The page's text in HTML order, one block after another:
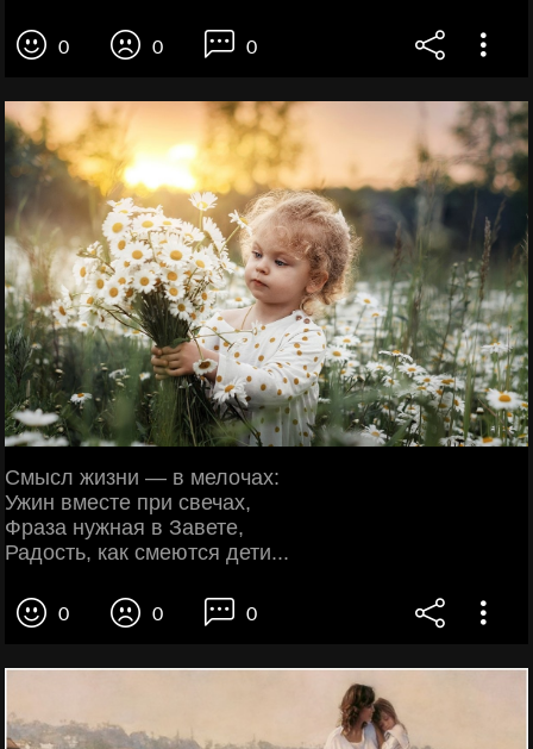
0 0 0
Смысл жизни — в мелочах:
Ужин вместе при свечах,
Фраза нужная в Завете,
Радость, как смеются дети...
0 0 0